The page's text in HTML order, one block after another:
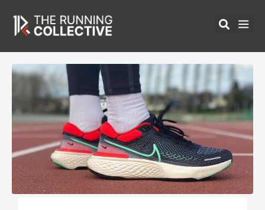
contenu